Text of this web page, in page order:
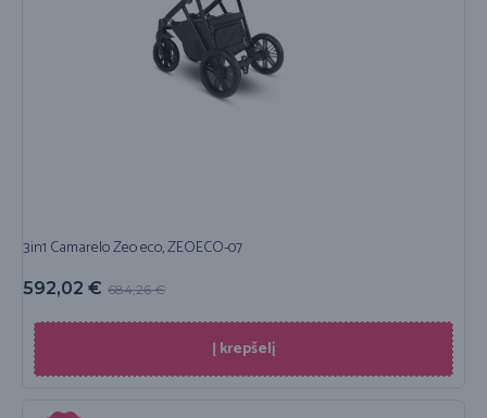
3in1 Camarelo Zeo eco, ZEOECO-07
684,26€
592,02 €
Į krepšelį